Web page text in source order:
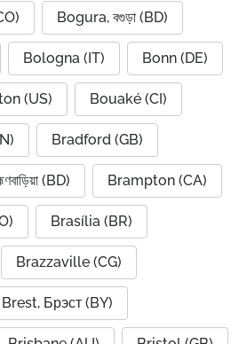
Bogura, বগুড়া (BD)
Bologna (IT) Bonn (DE)
(US) Bouaké (CI)
Bradford (GB)
(BD) Brampton (CA)
Brasília (BR)
Brazzaville (CG)
Brest, Брэст (BY)